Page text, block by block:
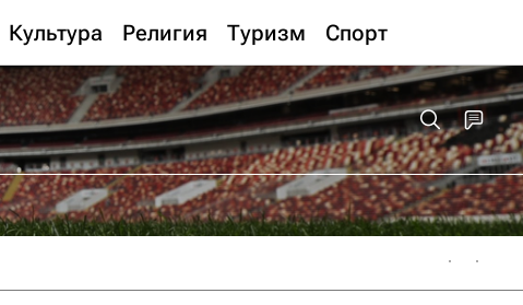
Культура Религия Туризм Спорт